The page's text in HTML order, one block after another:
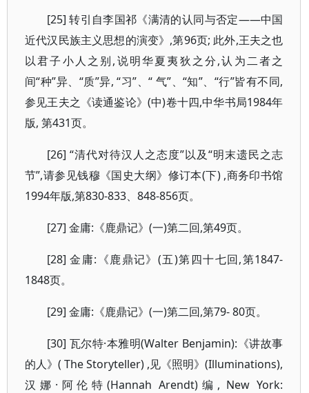
[25] 转引自李国祁《满清的认同与否定——中国
近代汉民族主义思想的演变》,第96页; 此外,王夫之也
以君子小人之别,说明华夏夷狄之分,认为二者之
间“种”异、“质”异, “习”、“ 气”、“知”、“行”皆有不同,
参见王夫之《读通鉴论》(中)卷十四,中华书局1984年
版, 第431页。
[26] “清代对待汉人之态度”以及“明末遗民之志
节”,请参见钱穆《国史大纲》修订本(下) ,商务印书馆
1994年版,第830-833、848-856页。
[27] 金庸:《鹿鼎记》(一)第二回,第49页。
[28] 金庸:《鹿鼎记》(五)第四十七回,第1847-
1848页。
[29] 金庸:《鹿鼎记》(一)第二回,第79- 80页。
[30] 瓦尔特·本雅明(Walter Benjamin):《讲故事
的人》( The Storyteller) ,见《照明》(Illuminations),
汉娜·阿伦特(Hannah Arendt)编, New York: